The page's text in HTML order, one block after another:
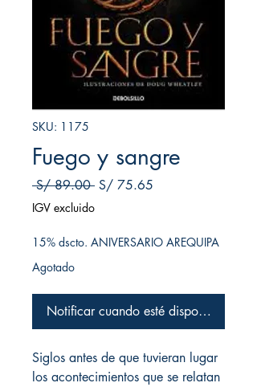
SKU: 1175
Fuego y sangre
S/ 89.00 Precio
S/ 75.65
IGV excluido
15% dscto. ANIVERSARIO AREQUIPA
Agotado
Notificar cuando esté disponible
Siglos antes de que tuvieran lugar
los acontecimientos que se relatan